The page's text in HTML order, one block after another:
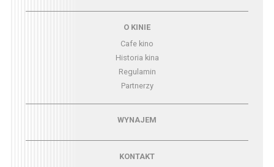
O KINIE
Cafe kino
Historia kina
Regulamin
Partnerzy
Menu - wynajemWYNAJEM
KONTAKT